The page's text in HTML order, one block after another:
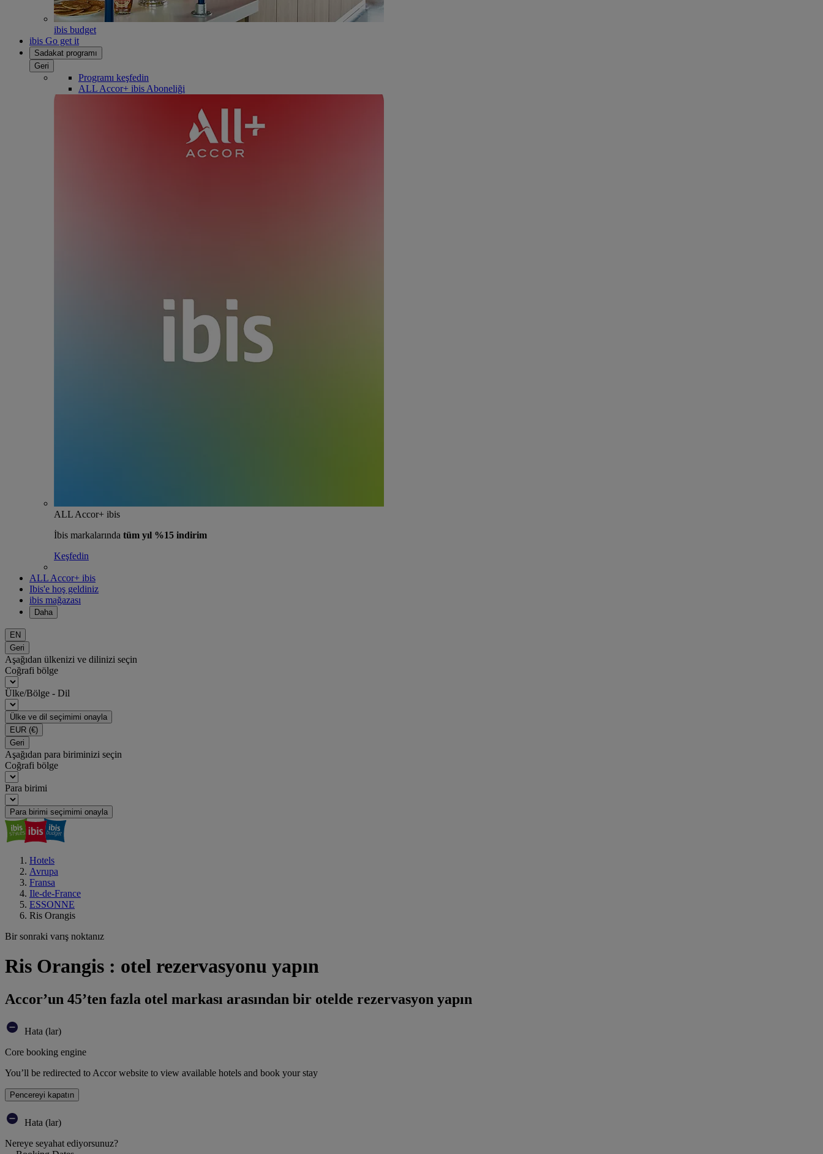
ibis budget
ibis Go get it
Sadakat programı
Geri
Programı keşfedin
ALL Accor+ ibis Aboneliği
ALL Accor+ ibis
İbis markalarında tüm yıl %15 indirim
Keşfedin
ALL Accor+ ibis
Ibis'e hoş geldiniz
ibis mağazası
Daha
EN
Geri
Aşağıdan ülkenizi ve dilinizi seçin
Coğrafi bölge
Ülke/Bölge - Dil
Ülke ve dil seçimimi onayla
EUR (€)
Geri
Aşağıdan para biriminizi seçin
Coğrafi bölge
Para birimi
Para birimi seçimimi onayla
Hotels
Avrupa
Fransa
Ile-de-France
ESSONNE
Ris Orangis
Bir sonraki varış noktanız
Ris Orangis : otel rezervasyonu yapın
Accor’un 45’ten fazla otel markası arasından bir otelde rezervasyon yapın
Hata (lar)
Core booking engine
You’ll be redirected to Accor website to view available hotels and book your stay
Pencereyi kapatın
Hata (lar)
Nereye seyahat ediyorsunuz?